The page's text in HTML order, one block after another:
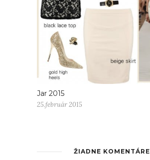
Jar 2015
25.február 2015
ŽIADNE KOMENTÁRE